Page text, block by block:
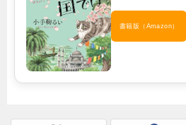
書籍版（Amazon）